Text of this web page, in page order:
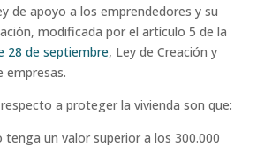
de apoyo a los emprendedores y su
modificada por el artículo 5 de la
28 de septiembre, Ley de Creación y
empresas.
a proteger la vivienda son que:
tenga un valor superior a los 300.000